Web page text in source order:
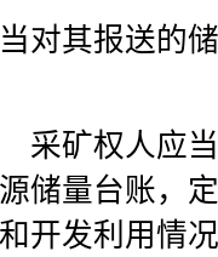
对其报送的
矿权人应当
储量台账，
开发利用情